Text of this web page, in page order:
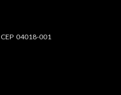
CEP 04018-001